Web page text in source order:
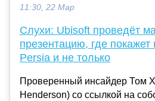
11:30, 22 Мар
Слухи: Ubisoft проведёт
презентацию, где
Persia и не только
Проверенный инсайдер Том
Henderson) со ссылкой на